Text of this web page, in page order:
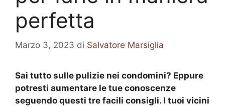
perfetta
Marzo 3, 2023 di Salvatore Marsiglia
Sai tutto sulle pulizie nei condomini? Eppure
potresti aumentare le tue conoscenze
seguendo questi tre facili consigli. I tuoi vicini